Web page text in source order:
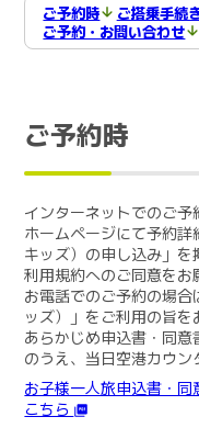
ご予約時 ご搭乗手続
ご予約・お問い合わせ
ご予約時
インターネットでのご
ホームページにて予約
キッズ）の申し込み」
利用規約へのご同意をお
お電話でのご予約の場
ッズ）」をご利用の旨を
あらかじめ申込書・同
のうえ、当日空港カウン
お子様一人旅申込書・
こちら